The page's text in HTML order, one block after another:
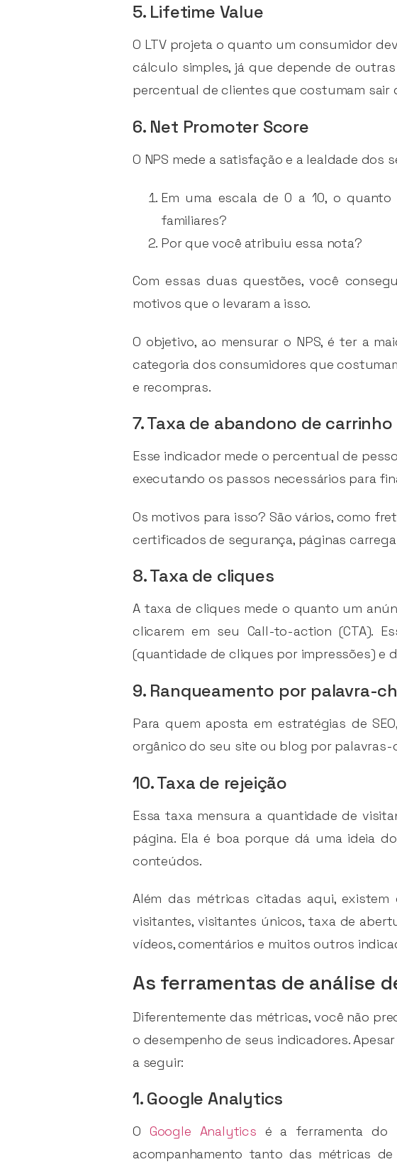
5. Lifetime Value
O LTV projeta o quanto um consumidor
cálculo simples, já que depende de
percentual de clientes que costumam sair
6. Net Promoter Score
O NPS mede a satisfação e a lealdade
Em uma escala de 0 a 10, o
familiares?
Por que você atribuiu essa nota?
Com essas duas questões, você
motivos que o levaram a isso.
O objetivo, ao mensurar o NPS, é ter a
categoria dos consumidores que
e recompras.
7. Taxa de abandono de carrinho
Esse indicador mede o percentual de
executando os passos necessários para
Os motivos para isso? São vários, como
certificados de segurança, páginas
8. Taxa de cliques
A taxa de cliques mede o quanto um
clicarem em seu Call-to-action (CTA).
(quantidade de cliques por impressões) e
9. Ranqueamento por palavra-
Para quem aposta em estratégias de
orgânico do seu site ou blog por palavras-
10. Taxa de rejeição
Essa taxa mensura a quantidade de
página. Ela é boa porque dá uma ideia
conteúdos.
Além das métricas citadas aqui,
visitantes, visitantes únicos, taxa de
vídeos, comentários e muitos outros
As ferramentas de análise
Diferentemente das métricas, você não
o desempenho de seus indicadores.
a seguir:
1. Google Analytics
O Google Analytics é a ferramenta do
acompanhamento tanto das métricas